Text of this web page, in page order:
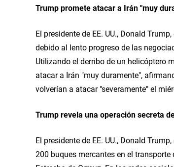
Trump promete atacar a Irán "muy
El presidente de EE. UU., Donald
debido al lento progreso de las
Utilizando el derribo de un helicóptero
atacar a Irán "muy duramente",
volverían a atacar "severamente" el
Trump revela una operación secreta
El presidente de EE. UU., Donald
200 buques mercantes en el